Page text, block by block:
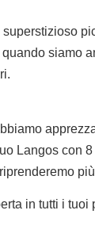
siamo
Langos con
in tutti i